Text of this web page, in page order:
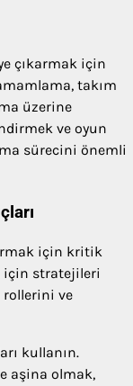
çıkarmak için
takım
üzerine
ve oyun
sürecini önemli
için kritik
için stratejileri
rollerini ve
kullanın.
aşina olmak,